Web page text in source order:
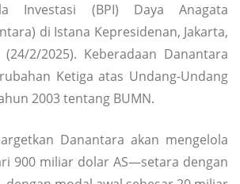
Investasi (BPI) Daya Anagata
di Istana Kepresidenan, Jakarta,
2/2025). Keberadaan Danantara
Ketiga atas Undang-Undang
2003 tentang BUMN.
Danantara akan mengelola
900 miliar dolar AS—setara dengan